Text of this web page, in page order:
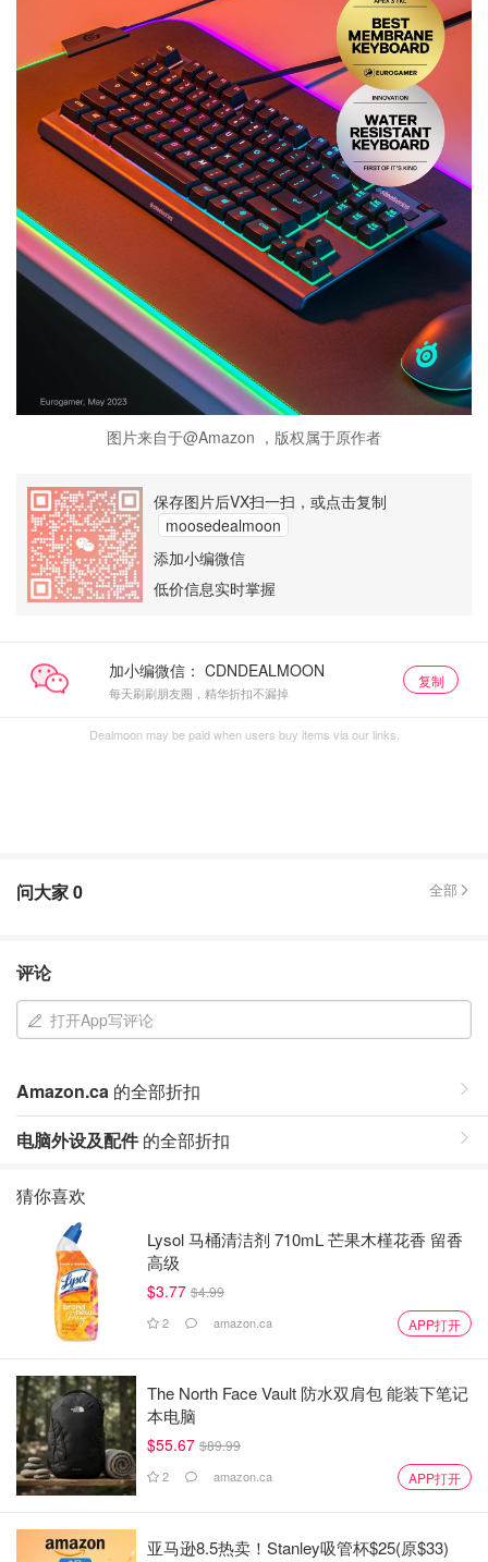
图片来自于@Amazon ，版权属于原作者
保存图片后VX扫一扫，或点击复制
moosedealmoon
添加小编微信
低价信息实时掌握
加小编微信：
每天刷刷朋友圈，精华折扣不漏掉
复制
Dealmoon may be paid when users buy items via our links.
问大家0 全部
评论
打开App写评论
Amazon.ca 的全部折扣
电脑外设及配件的全部折扣
猜你喜欢
Lysol 马桶清洁剂 710mL 芒果木槿花香 留香
高级
$3.77 $4.99
2 amazon.ca APP打开
The North Face Vault 防水双肩包 能装下笔记
本电脑
$55.67 $89.99
2 amazon.ca APP打开
亚马逊8.5热卖！Stanley吸管杯$25(原$33)